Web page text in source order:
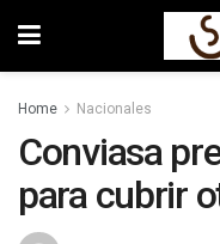
Home Nacionales
Conviasa
para cubrir